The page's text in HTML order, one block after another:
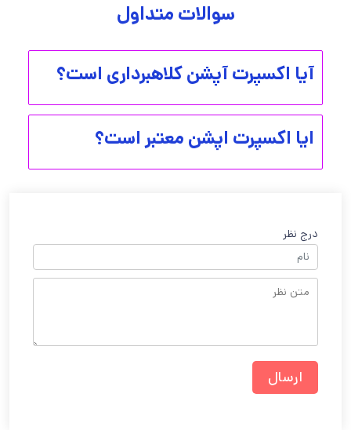
سوالات متداول
آیا اکسپرت آپشن کلاهبرداری است؟
ایا اکسپرت اپشن معتبر است؟
درج نظر